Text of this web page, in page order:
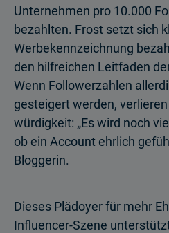
Unternehmen pro 10.000
bezahlten. Frost setzt sich
Werbekennzeichnung
den hilfreichen Leitfaden
Wenn Followerzahlen
gesteigert werden,
würdig­­keit: „Es wird noch
ob ein Account ehrlich
Bloggerin.
Dieses Plädoyer für mehr
Influencer-Szene